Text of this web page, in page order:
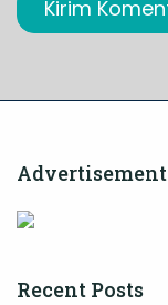
Advertisement
Recent Posts